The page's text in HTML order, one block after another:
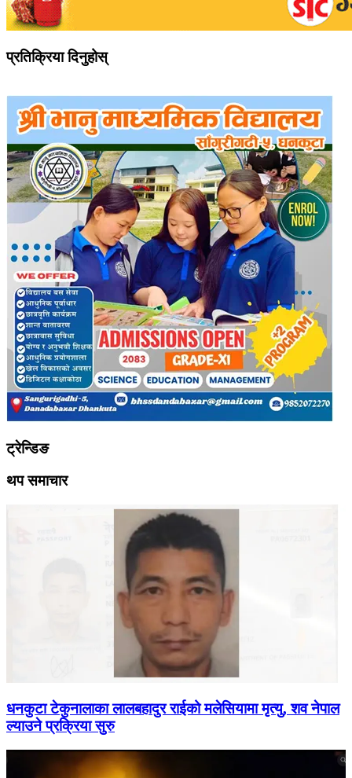
प्रतिक्रिया दिनुहोस्
ट्रेन्डिङ
थप समाचार
धनकुटा टेकुनालाका लालबहादुर राईको मलेसियामा मृत्यु, शव नेपाल
ल्याउने प्रक्रिया सुरु